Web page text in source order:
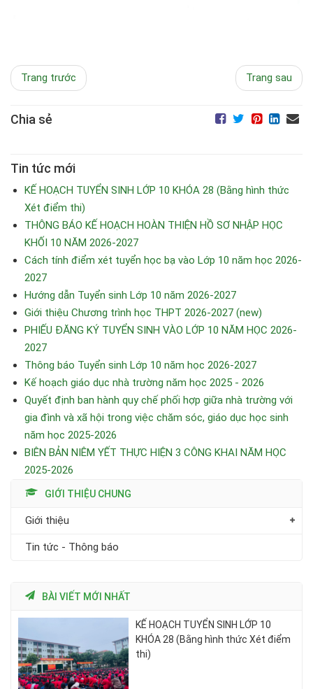
Trang trước Trang sau
Chia sẻ
Tin tức mới
KẾ HOẠCH TUYỂN SINH LỚP 10 KHÓA 28 (Bằng hình thức
Xét điểm thi)
THÔNG BÁO KẾ HOẠCH HOÀN THIỆN HỒ SƠ NHẬP HỌC
KHỐI 10 NĂM 2026-2027
Cách tính điểm xét tuyển học bạ vào Lớp 10 năm học 2026-
2027
Hướng dẫn Tuyển sinh Lớp 10 năm 2026-2027
Giới thiệu Chương trình học THPT 2026-2027 (new)
PHIẾU ĐĂNG KÝ TUYỂN SINH VÀO LỚP 10 NĂM HỌC 2026-
2027
Thông báo Tuyển sinh Lớp 10 năm học 2026-2027
Kế hoạch giáo dục nhà trường năm học 2025 - 2026
Quyết định ban hành quy chế phối hợp giữa nhà trường với
gia đình và xã hội trong việc chăm sóc, giáo dục học sinh
năm học 2025-2026
BIÊN BẢN NIÊM YẾT THỰC HIỆN 3 CÔNG KHAI NĂM HỌC
2025-2026
GIỚI THIỆU CHUNG
Giới thiệu
Tin tức - Thông báo
BÀI VIẾT MỚI NHẤT
KẾ HOẠCH TUYỂN SINH LỚP 10
KHÓA 28 (Bằng hình thức Xét điểm
thi)